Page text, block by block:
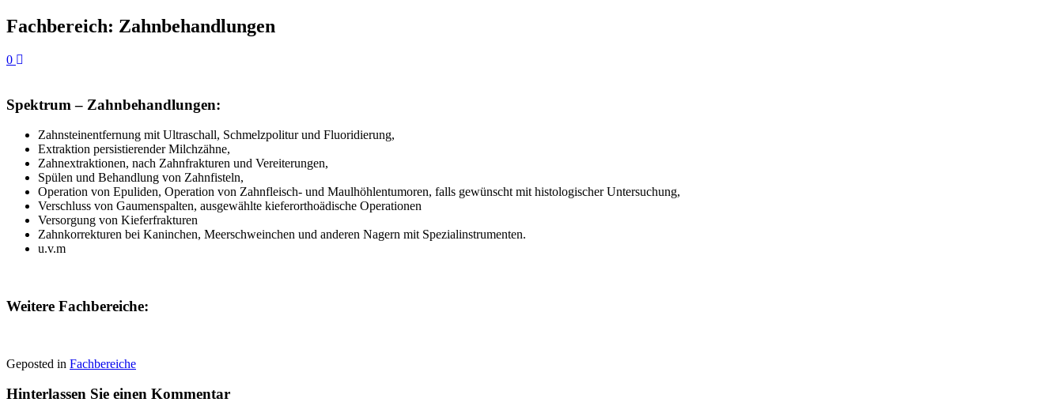
Fachbereich: Zahnbehandlungen
0
Spektrum – Zahnbehandlungen:
Zahnsteinentfernung mit Ultraschall, Schmelzpolitur und Fluoridierung,
Extraktion persistierender Milchzähne,
Zahnextraktionen, nach Zahnfrakturen und Vereiterungen,
Spülen und Behandlung von Zahnfisteln,
Operation von Epuliden, Operation von Zahnfleisch- und Maulhöhlentumoren, falls gewünscht mit histologischer Untersuchung,
Verschluss von Gaumenspalten, ausgewählte kieferorthoädische Operationen
Versorgung von Kieferfrakturen
Zahnkorrekturen bei Kaninchen, Meerschweinchen und anderen Nagern mit Spezialinstrumenten.
u.v.m
Weitere Fachbereiche:
Geposted in Fachbereiche
Hinterlassen Sie einen Kommentar